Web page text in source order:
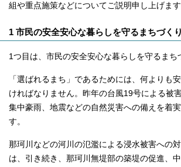
組や重点施策などについてご説明申し上げます
1 市民の安全安心な暮らしを守るまちづくり
1つ目は、市民の安全安心な暮らしを守るまち
「選ばれるまち」であるためには、何よりも
ければなりません。昨年の台風19号による被
集中豪雨、地震などの自然災害への備えを着
す。
那珂川などの河川の氾濫による浸水被害への
は、引き続き、那珂川無堤部の築堤の促進、